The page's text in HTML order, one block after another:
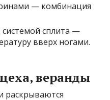
— комбинация
сплита —
вверх ногами.
веранды
раскрываются